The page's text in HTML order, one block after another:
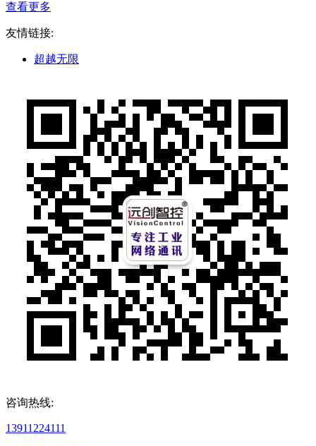
查看更多
友情链接:
超越无限
咨询热线:
13911224111